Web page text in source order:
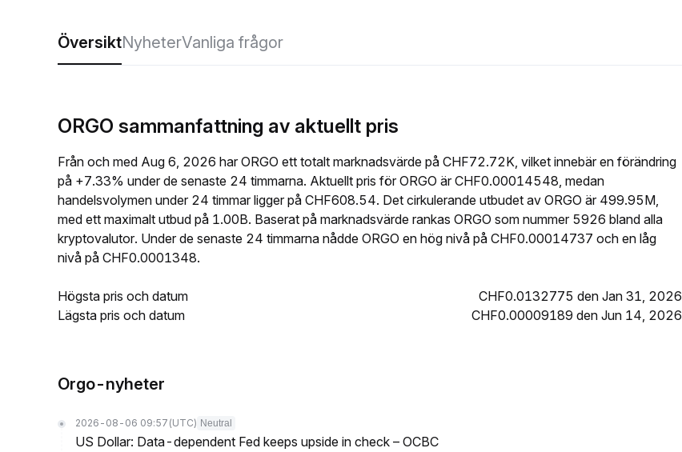
ÖversiktNyheterVanliga frågor
ORGO sammanfattning av aktuellt pris
Från och med Aug 6, 2026 har ORGO ett totalt marknadsvärde på CHF72.72K, vilket innebär en förändring
på +7.33% under de senaste 24 timmarna. Aktuellt pris för ORGO är CHF0.00014548, medan
handelsvolymen under 24 timmar ligger på CHF608.54. Det cirkulerande utbudet av ORGO är 499.95M,
med ett maximalt utbud på 1.00B. Baserat på marknadsvärde rankas ORGO som nummer 5926 bland alla
kryptovalutor. Under de senaste 24 timmarna nådde ORGO en hög nivå på CHF0.00014737 och en låg
nivå på CHF0.0001348.
Högsta pris och datum
CHF0.0132775 den Jan 31, 2026
Lägsta pris och datum
CHF0.00009189 den Jun 14, 2026
Orgo-nyheter
2026-08-06 09:57 (UTC) Neutral
US Dollar: Data-dependent Fed keeps upside in check – OCBC